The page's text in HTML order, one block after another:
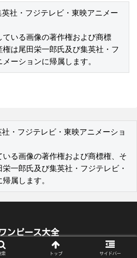
社・フジテレビ・東映アニメー
ている画像の著作権および商標
は尾田栄一郎氏及び集英社・フ
ーションに帰属します。
・フジテレビ・東映アニメーショ
る画像の著作権および商標権、そ
一郎氏及び集英社・フジテレビ・
属します。
ンピース大全
ワンピース大全.
索 トップ サイドバー